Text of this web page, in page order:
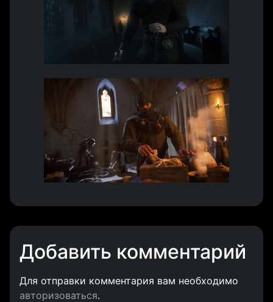
Добавить комментарий
Для отправки комментария вам необходимо
авторизоваться.